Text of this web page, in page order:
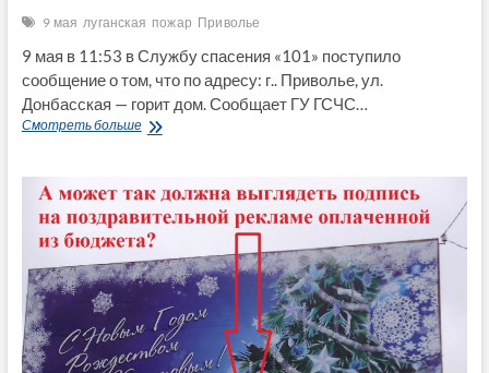
9 мая луганская пожар Приволье
9 мая в 11:53 в Службу спасения «101» поступило
сообщение о том, что по адресу: г.. Приволье, ул.
Донбасская — горит дом. Сообщает ГУ ГСЧС…
Смотреть большеВ
спасатели
ликвидировали
пожар
в
частном
домостроении